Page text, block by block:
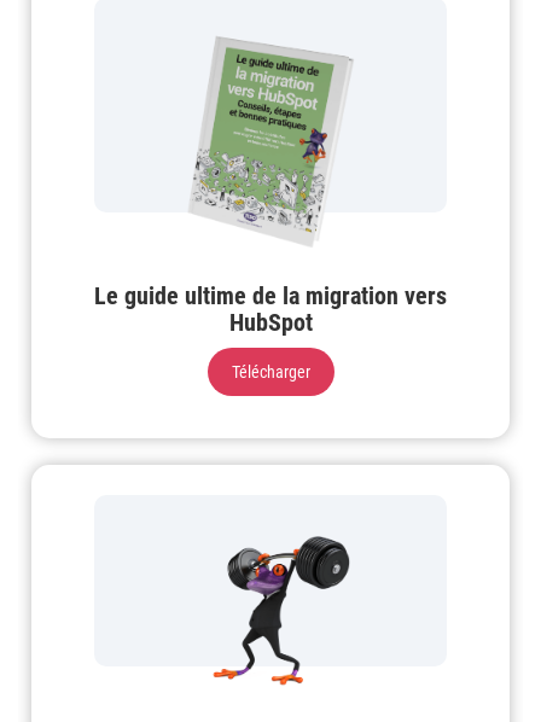
Le guide ultime de la migration vers
HubSpot
Télécharger